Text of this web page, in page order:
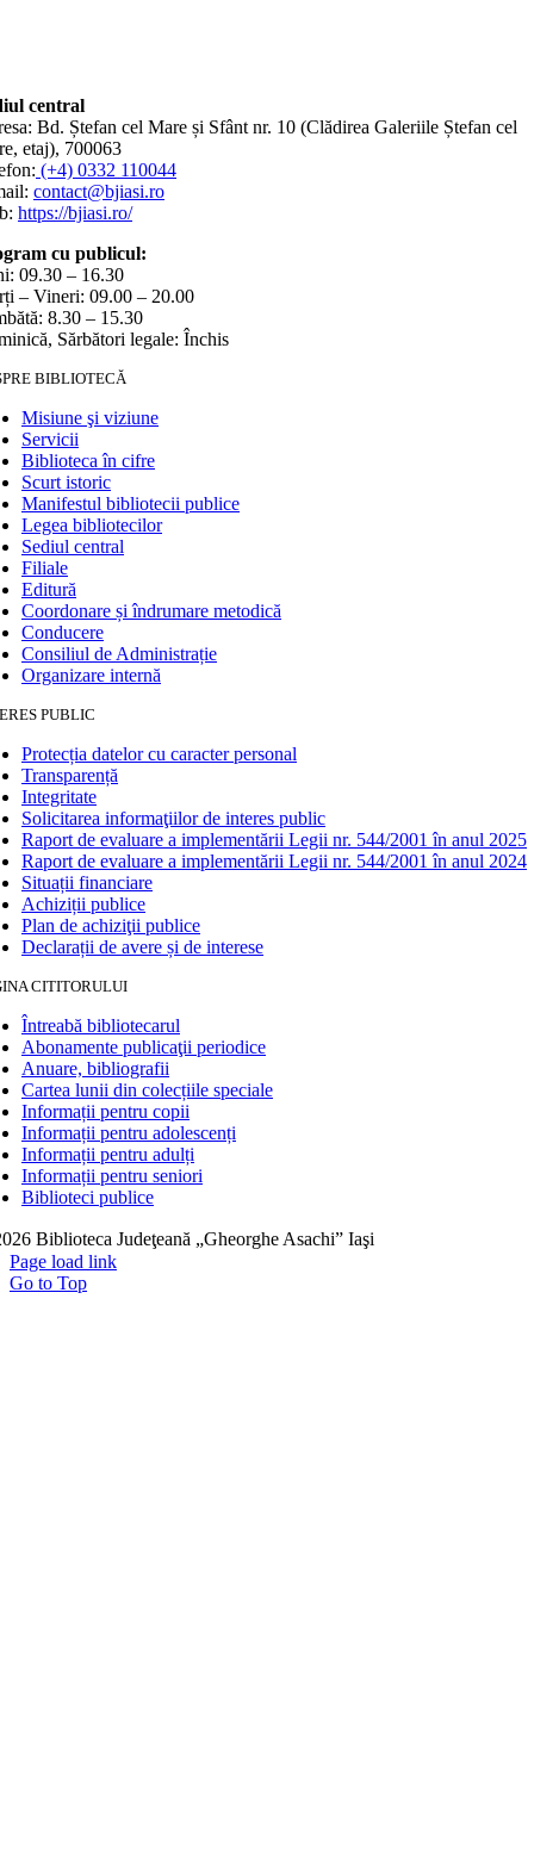
central
Bd. Ștefan cel Mare și Sfânt nr. 10 (Clădirea Galeriile Ștefan cel
etaj), 700063
(+4) 0332 110044
contact@bjiasi.ro
https://bjiasi.ro/
cu publicul:
09.30 – 16.30
– Vineri: 09.00 – 20.00
8.30 – 15.30
Sărbători legale: Închis
BIBLIOTECĂ
Misiune şi viziune
Servicii
Biblioteca în cifre
Scurt istoric
Manifestul bibliotecii publice
Legea bibliotecilor
Sediul central
Filiale
Editură
Coordonare și îndrumare metodică
Conducere
Consiliul de Administrație
Organizare internă
PUBLIC
Protecția datelor cu caracter personal
Transparență
Integritate
Solicitarea informaţiilor de interes public
Raport de evaluare a implementării Legii nr. 544/2001 în anul 2025
Raport de evaluare a implementării Legii nr. 544/2001 în anul 2024
Situații financiare
Achiziții publice
Plan de achiziţii publice
Declarații de avere și de interese
CITITORULUI
Întreabă bibliotecarul
Abonamente publicaţii periodice
Anuare, bibliografii
Cartea lunii din colecțiile speciale
Informații pentru copii
Informații pentru adolescenți
Informații pentru adulți
Informații pentru seniori
Biblioteci publice
Biblioteca Judeţeană „Gheorghe Asachi” Iaşi
Page load link
Go to Top